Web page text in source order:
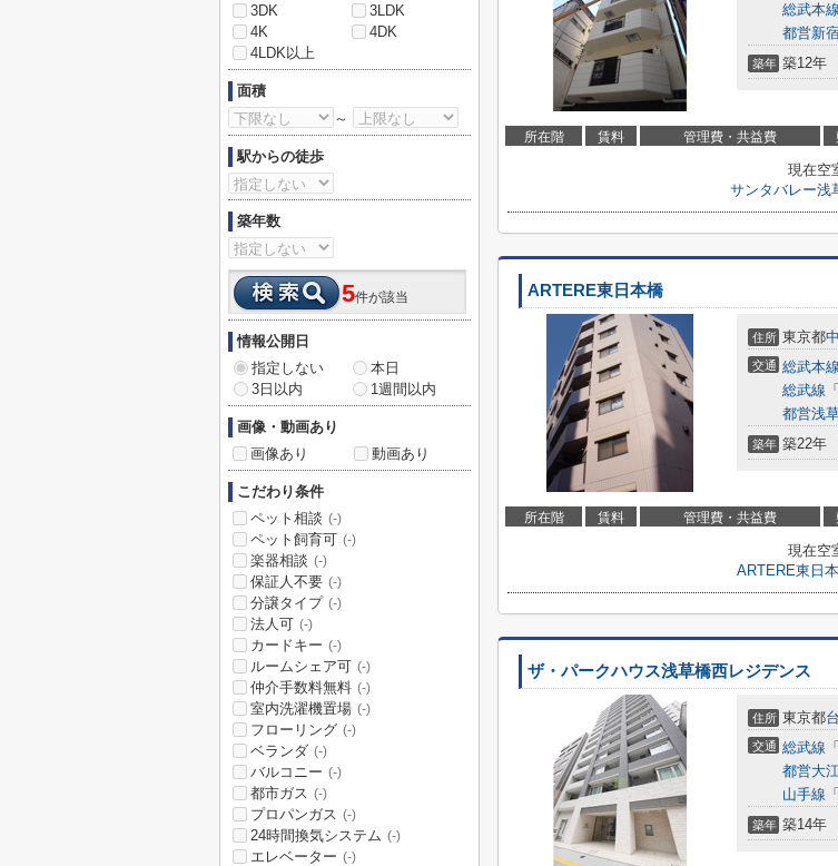
総武本線
都営新
築年 築12年
所在階 賃料 管理費・共益費
現在空
サンタバレー浅
ARTERE東日本橋
住所 東京都
交通 総武本線
総武線 「
都営浅
築年 築22年
所在階 賃料 管理費・共益費
現在空
ARTERE東日
ザ・パークハウス浅草橋西レジデンス
住所 東京都
交通 総武線 「
都営大
山手線 「
築年 築14年
3DK
3LDK
4K
4DK
4LDK以上
面積
～
駅からの徒歩
築年数
5件が該当
情報公開日
指定しない
本日
3日以内
1週間以内
画像・動画あり
画像あり
動画あり
こだわり条件
ペット相談 (-)
ペット飼育可 (-)
楽器相談 (-)
保証人不要 (-)
分譲タイプ (-)
法人可 (-)
カードキー (-)
ルームシェア可 (-)
仲介手数料無料 (-)
室内洗濯機置場 (-)
フローリング (-)
ベランダ (-)
バルコニー (-)
都市ガス (-)
プロパンガス (-)
24時間換気システム (-)
エレベーター (-)